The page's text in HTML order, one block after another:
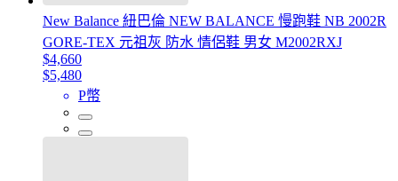
New Balance 紐巴倫 NEW BALANCE 慢跑鞋 NB 2002R
GORE-TEX 元祖灰 防水 情侶鞋 男女 M2002RXJ
$4,660
$5,480
P幣